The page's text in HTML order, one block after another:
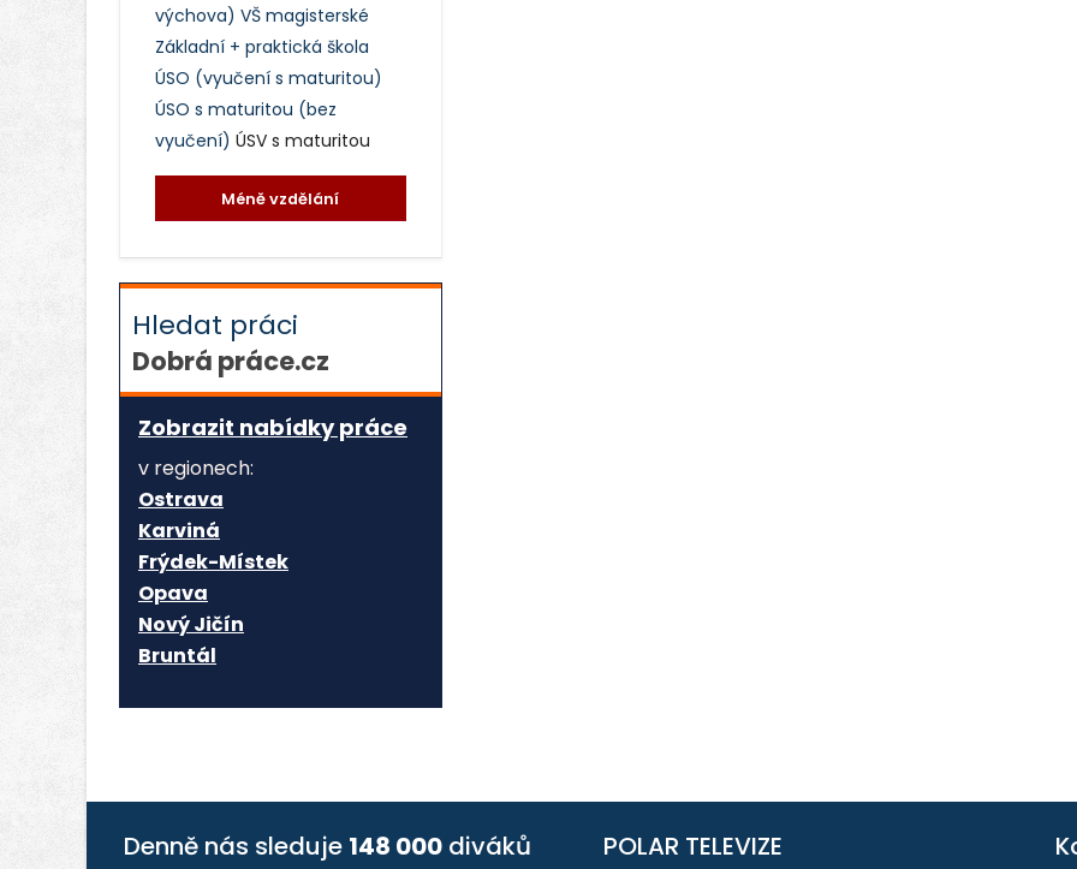
výchova) VŠ magisterské
Základní + praktická škola
ÚSO (vyučení s maturitou)
ÚSO s maturitou (bez
vyučení) ÚSV s maturitou
Méně vzdělání
Hledat práci
Dobrá práce.cz
Zobrazit nabídky práce
v regionech:
Ostrava
Karviná
Frýdek-Místek
Opava
Nový Jičín
Bruntál
Denně nás sleduje 148 000 diváků POLAR TELEVIZE